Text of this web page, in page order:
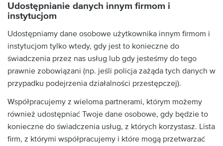
Udostępnianie danych innym firmom i
instytucjom
Udostępniamy dane osobowe użytkownika innym firmom i
instytucjom tylko wtedy, gdy jest to konieczne do
świadczenia przez nas usług lub gdy jesteśmy do tego
prawnie zobowiązani (np. jeśli policja zażąda tych danych w
przypadku podejrzenia działalności przestępczej).
Współpracujemy z wieloma partnerami, którym możemy
również udostępniać Twoje dane osobowe, gdy będzie to
konieczne do świadczenia usług, z których korzystasz. Lista
firm, z którymi współpracujemy i które mogą przetwarzać